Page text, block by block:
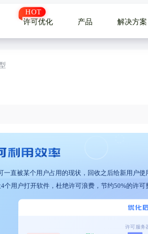
许可优化 产品 解决方案